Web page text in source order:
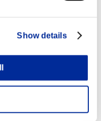
Show details